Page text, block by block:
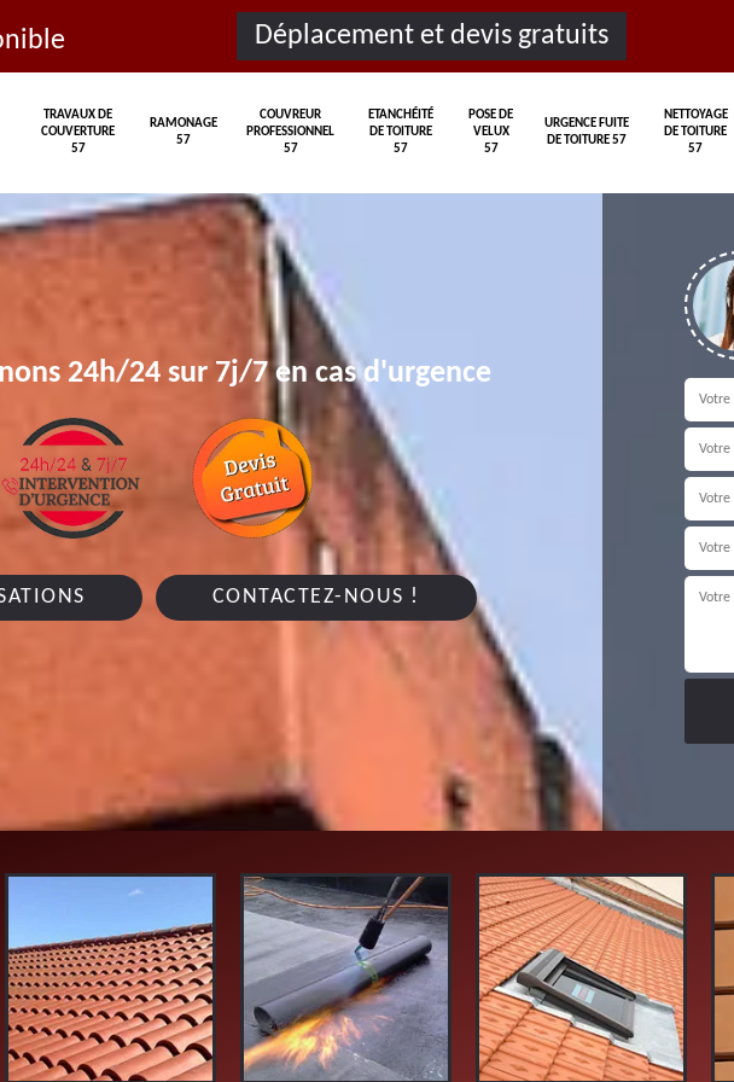
Déplacement et devis gratuits
TRAVAUX DE
COUVERTURE
57
RAMONAGE
57
COUVREUR
PROFESSIONNEL
57
ETANCHÉITÉ
DE TOITURE
57
POSE DE
VELUX
57
URGENCE FUITE
DE TOITURE 57
NETTOYAGE
DE TOITURE
57
24h/24 sur 7j/7 en cas d'urgence
CONTACTEZ-NOUS !